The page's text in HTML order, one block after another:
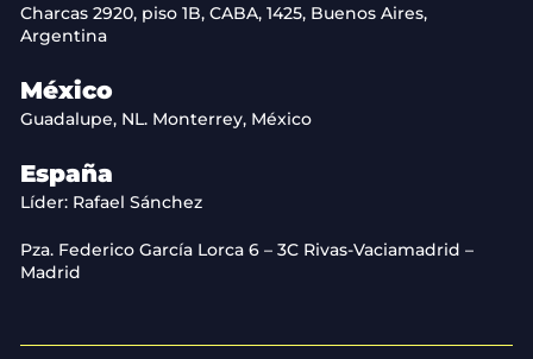
Charcas 2920, piso 1B, CABA, 1425, Buenos Aires,
Argentina
México
Guadalupe, NL. Monterrey, México
España
Líder: Rafael Sánchez
Pza. Federico García Lorca 6 – 3C Rivas-Vaciamadrid –
Madrid